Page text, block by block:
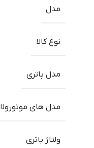
مدل
نوع کالا
مدل باتری
مدل های موتورولا
ولتاژ باتری